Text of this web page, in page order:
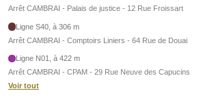
Arrêt CAMBRAI - Palais de justice - 12 Rue Froissart
Ligne S40, à 306 m
Arrêt CAMBRAI - Comptoirs Liniers - 64 Rue de Douai
Ligne N01, à 422 m
Arrêt CAMBRAI - CPAM - 29 Rue Neuve des Capucins
Voir tout